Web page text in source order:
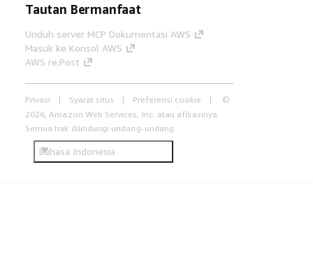
Tautan Bermanfaat
Unduh server MCP Dokumentasi AWS
Masuk ke Konsol AWS
AWS re:Post
Privasi Syarat situs Preferensi cookie
©
2026, Amazon Web Services, Inc. atau afiliasinya.
Semua hak dilindungi undang-undang.
Bahasa Indonesia